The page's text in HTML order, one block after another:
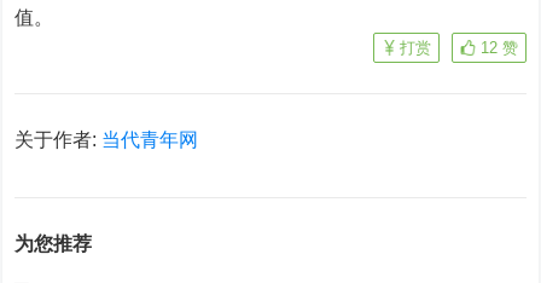
值。
12 赞
打赏
关于作者: 当代青年网
为您推荐